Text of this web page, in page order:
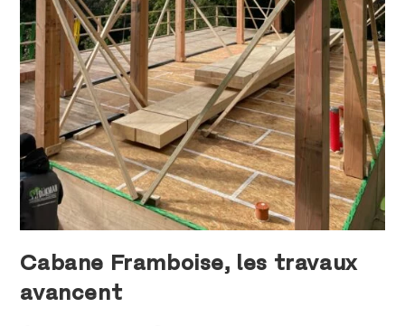
Cabane Framboise, les travaux
avancent